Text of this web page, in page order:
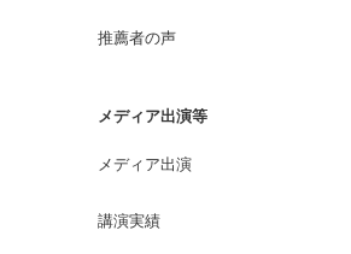
推薦者の声
メディア出演等
メディア出演
講演実績